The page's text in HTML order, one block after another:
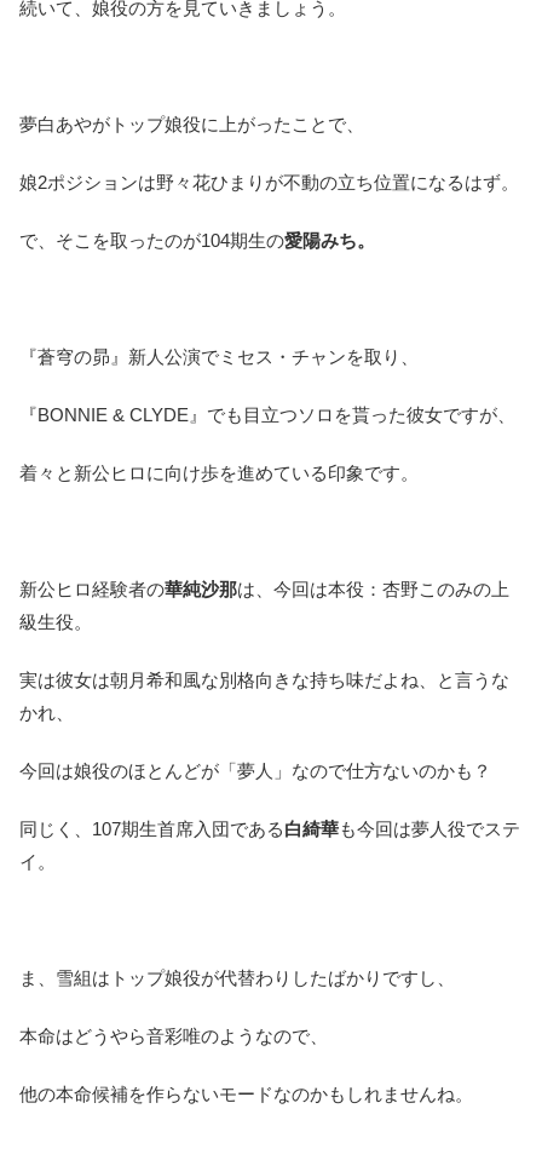
続いて、娘役の方を見ていきましょう。
夢白あやがトップ娘役に上がったことで、
娘2ポジションは野々花ひまりが不動の立ち位置になるはず。
で、そこを取ったのが104期生の愛陽みち。
『蒼穹の昴』新人公演でミセス・チャンを取り、
『BONNIE & CLYDE』でも目立つソロを貰った彼女ですが、
着々と新公ヒロに向け歩を進めている印象です。
新公ヒロ経験者の華純沙那は、今回は本役：杏野このみの上
級生役。
実は彼女は朝月希和風な別格向きな持ち味だよね、と言うな
かれ、
今回は娘役のほとんどが「夢人」なので仕方ないのかも？
同じく、107期生首席入団である白綺華も今回は夢人役でステ
イ。
ま、雪組はトップ娘役が代替わりしたばかりですし、
本命はどうやら音彩唯のようなので、
他の本命候補を作らないモードなのかもしれませんね。